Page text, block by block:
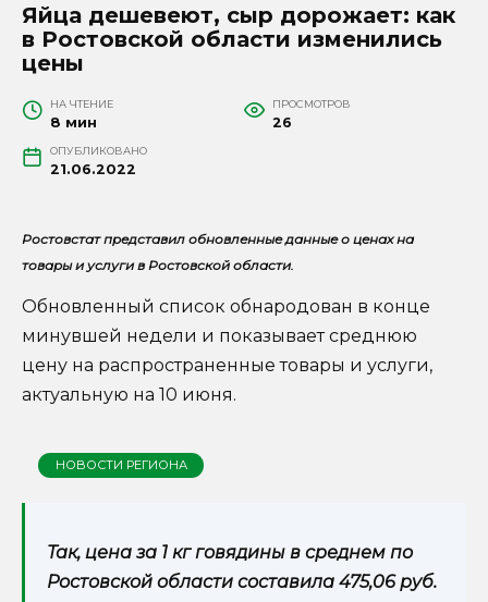
Яйца дешевеют, сыр дорожает: как
в Ростовской области изменились
цены
НА ЧТЕНИЕ
8 мин
ПРОСМОТРОВ
26
ОПУБЛИКОВАНО
21.06.2022
Ростовстат представил обновленные данные о ценах на
товары и услуги в Ростовской области.
Обновленный список обнародован в конце
минувшей недели и показывает среднюю
цену на распространенные товары и услуги,
актуальную на 10 июня.
НОВОСТИ РЕГИОНА
Так, цена за 1 кг говядины в среднем по
Ростовской области составила 475,06 руб.